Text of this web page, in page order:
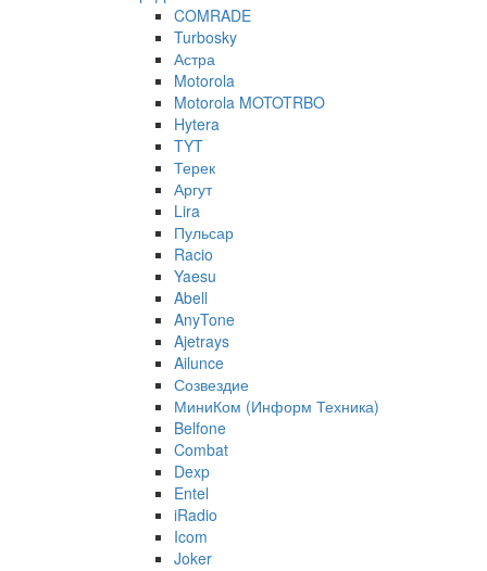
COMRADE
Turbosky
Астра
Motorola
Motorola MOTOTRBO
Hytera
TYT
Терек
Аргут
Lira
Пульсар
Racio
Yaesu
Abell
AnyTone
Ajetrays
Ailunce
Созвездие
МиниКом (Информ Техника)
Belfone
Combat
Dexp
Entel
iRadio
Icom
Joker